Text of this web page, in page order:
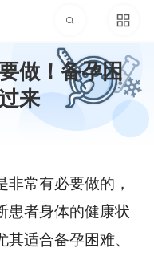
做！备孕困
来
常有必要做的，
患者身体的健康状
适合备孕困难、